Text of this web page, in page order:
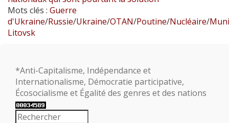
Mots clés : Guerre
d'Ukraine/Russie/Ukraine/OTAN/Poutine/Nucléaire/
Litovsk
*Anti-Capitalisme, Indépendance et
Internationalisme, Démocratie participative,
Écosocialisme et Égalité des genres et des nations